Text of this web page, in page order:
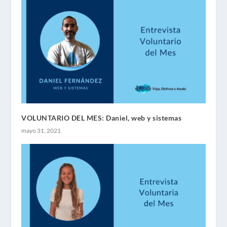
VOLUNTARIO DEL MES: Daniel, web y sistemas
mayo 31, 2021